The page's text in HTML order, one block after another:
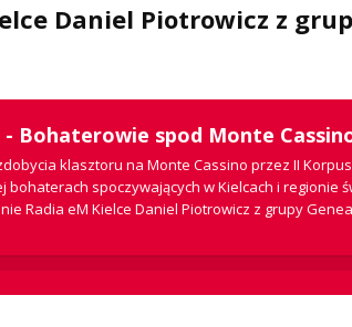
Daniel Piotrowicz z
Bohaterowie spod Monte
klasztoru na Monte Cassino przez II
bohaterach spoczywających w Kielcach i regionie
Radia eM Kielce Daniel Piotrowicz z grupy